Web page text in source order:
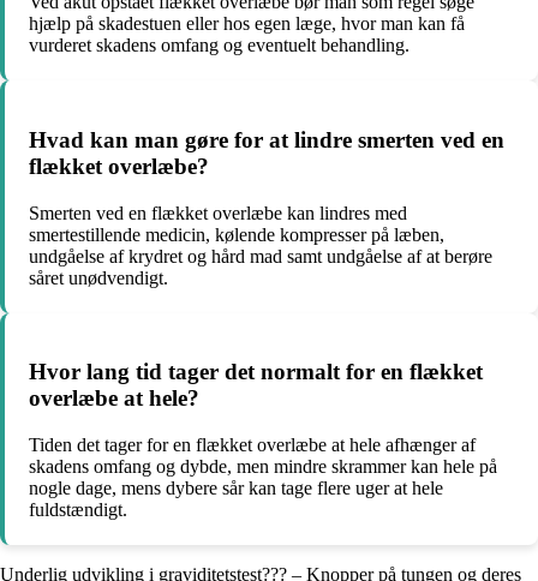
hjælp på skadestuen eller hos egen læge, hvor man kan få
vurderet skadens omfang og eventuelt behandling.
Hvad kan man gøre for at lindre smerten ved en
flækket overlæbe?
Smerten ved en flækket overlæbe kan lindres med
smertestillende medicin, kølende kompresser på læben,
undgåelse af krydret og hård mad samt undgåelse af at berøre
såret unødvendigt.
Hvor lang tid tager det normalt for en flækket
overlæbe at hele?
Tiden det tager for en flækket overlæbe at hele afhænger af
skadens omfang og dybde, men mindre skrammer kan hele på
nogle dage, mens dybere sår kan tage flere uger at hele
fuldstændigt.
Underlig udvikling i graviditetstest??? – Knopper på tungen og deres